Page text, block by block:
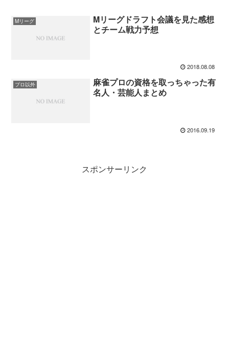
Mリーグ
Mリーグドラフト会議を見た感想
とチーム戦力予想
2018.08.08
プロ以外
麻雀プロの資格を取っちゃった有
名人・芸能人まとめ
2016.09.19
スポンサーリンク